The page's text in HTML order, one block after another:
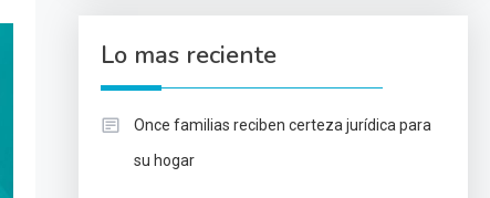
Lo mas reciente
Once familias reciben certeza jurídica para
su hogar